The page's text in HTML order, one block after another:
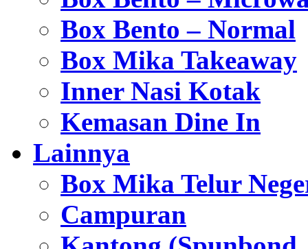
Box Bento – Normal
Box Mika Takeaway
Inner Nasi Kotak
Kemasan Dine In
Lainnya
Box Mika Telur
Campuran